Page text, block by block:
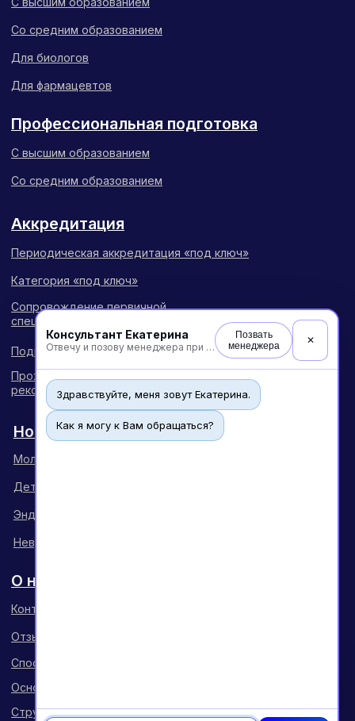
Консультант Екатерина
Отвечу и позову менеджера при необходимости
Позвать
менеджера
✕
Здравствуйте, меня зовут Екатерина.
Как я могу к Вам обращаться?